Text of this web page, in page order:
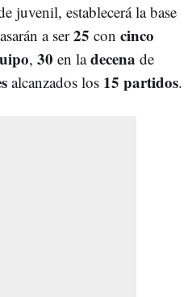
juvenil, establecerá la base
a ser25 con cinco
, 30 en ladecena de
alcanzados los 15 partidos.